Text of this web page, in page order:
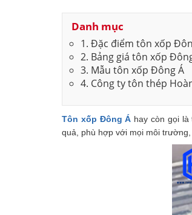
Danh mục
1. Đặc điểm tôn xốp
2. Bảng giá tôn xốp
3. Mẫu tôn xốp Đông Á
4. Công ty tôn thép
Tôn xốp Đông Á hay còn gọi
quả, phù hợp với mọi môi